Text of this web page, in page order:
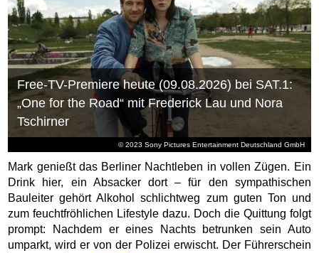
© 2023 Sony Pictures Entertainment Deutschland GmbH
Free-TV-Premiere heute (09.08.2026) bei SAT.1:
„One for the Road“ mit Frederick Lau und Nora
Tschirner
Mark genießt das Berliner Nachtleben in vollen Zügen. Ein
Drink hier, ein Absacker dort – für den sympathischen
Bauleiter gehört Alkohol schlichtweg zum guten Ton und
zum feuchtfröhlichen Lifestyle dazu. Doch die Quittung folgt
prompt: Nachdem er eines Nachts betrunken sein Auto
umparkt, wird er von der Polizei erwischt. Der Führerschein